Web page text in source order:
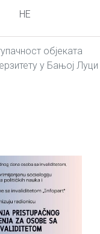
објеката
у Бањој Луци
НЕ